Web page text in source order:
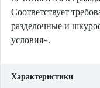
Соответствует
разделочные и
условия».
Характеристики